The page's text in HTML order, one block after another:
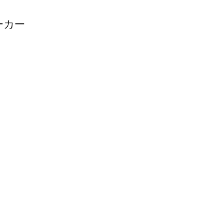
ー